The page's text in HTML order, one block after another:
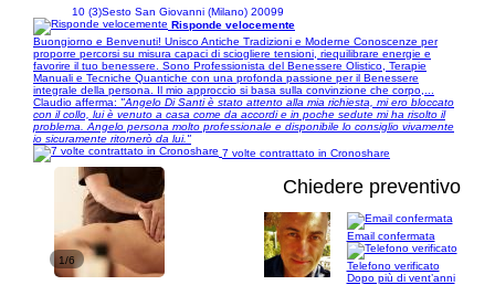
10 (3)Sesto San Giovanni (Milano) 20099
Risponde velocemente
Buongiorno e Benvenuti! Unisco Antiche Tradizioni e Moderne Conoscenze per
proporre percorsi su misura capaci di sciogliere tensioni, riequilibrare energie e
favorire il tuo benessere. Sono Professionista del Benessere Olistico, Terapie
Manuali e Tecniche Quantiche con una profonda passione per il Benessere
integrale della persona. Il mio approccio si basa sulla convinzione che corpo,...
Claudio afferma: "Angelo Di Santi è stato attento alla mia richiesta, mi ero bloccato
con il collo, lui è venuto a casa come da accordi e in poche sedute mi ha risolto il
problema. Angelo persona molto professionale e disponibile lo consiglio vivamente
io sicuramente ritornerò da lui."
7 volte contrattato in Cronoshare
1/6
Chiedere preventivo
Email confermata
Telefono verificato
Dopo più di vent’anni